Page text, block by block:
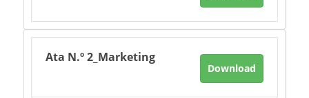
Ata N.º 2_Marketing
Download